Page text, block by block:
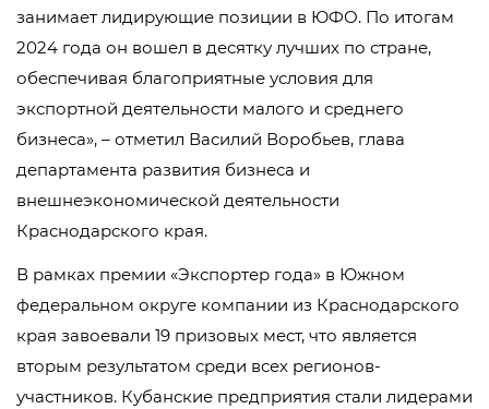
занимает лидирующие позиции в ЮФО. По итогам
2024 года он вошел в десятку лучших по стране,
обеспечивая благоприятные условия для
экспортной деятельности малого и среднего
бизнеса», – отметил Василий Воробьев, глава
департамента развития бизнеса и
внешнеэкономической деятельности
Краснодарского края.
В рамках премии «Экспортер года» в Южном
федеральном округе компании из Краснодарского
края завоевали 19 призовых мест, что является
вторым результатом среди всех регионов-
участников. Кубанские предприятия стали лидерами